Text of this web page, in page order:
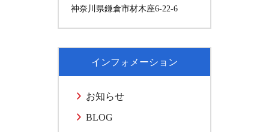
神奈川県鎌倉市材木座6-22-6
インフォメーション
お知らせ
BLOG